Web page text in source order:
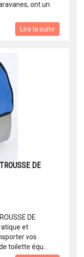
ont un
Lire la suite
DE
DE
et
vos
toilette équ...